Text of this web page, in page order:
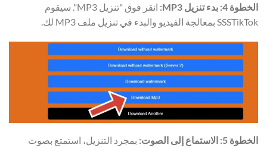
الخطوة 4: بدء تنزيل MP3:
انقر فوق "تنزيل MP3". سيقوم
SSSTikTok بمعالجة الفيديو والبدء في تنزيل ملف MP3 لك.
الخطوة 5: الاستماع إلى الصوت:
بمجرد التنزيل، استمتع بصوت